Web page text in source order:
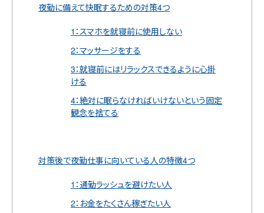
夜勤に備えて快眠するための対策4つ
1：スマホを就寝前に使用しない
2：マッサージをする
3：就寝前にはリラックスできるように心掛
ける
4：絶対に眠らなければいけないという固定
観念を捨てる
対策後で夜勤仕事に向いている人の特徴4つ
1：通勤ラッシュを避けたい人
2：お金をたくさん稼ぎたい人